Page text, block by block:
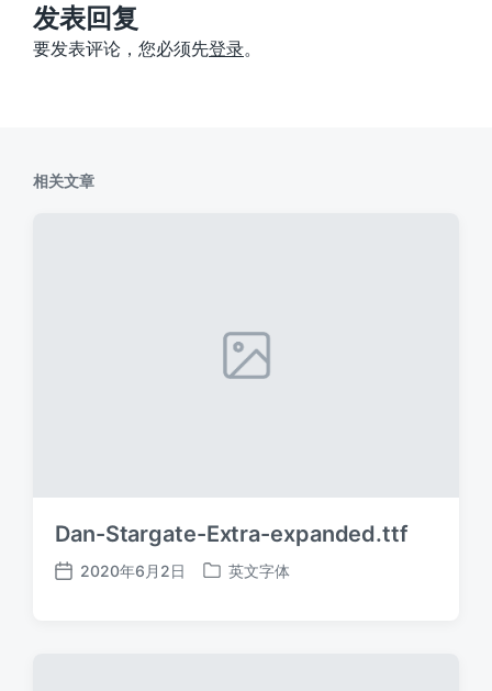
：
发表回复
要发表评论，您必须先登录。
相关文章
Dan-Stargate-Extra-expanded.ttf
发
2020年6月2日
发
英文字体